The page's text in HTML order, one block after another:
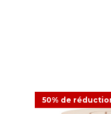
50% de
Pot à bougie
White